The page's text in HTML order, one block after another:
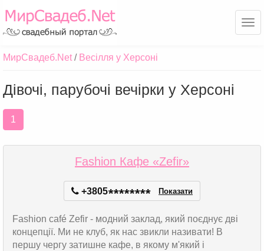
МирСвадеб.Net Весілля у Херсоні
Дівочі, парубочі вечірки у Херсоні
1
Fashion Кафе «Zefir»
+3805******** Показати
Fashion café Zefir - модний заклад, який поєднує дві
концепції. Ми не клуб, як нас звикли називати! В
першу чергу затишне кафе, в якому м'який і